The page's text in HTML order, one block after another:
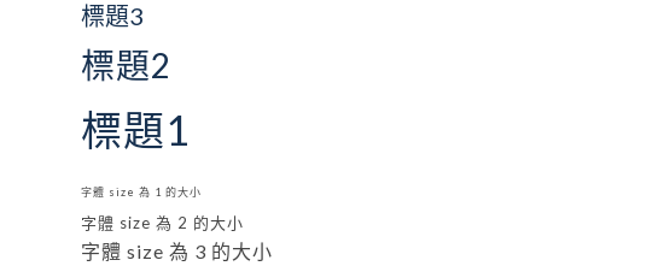
標題3
標題2
標題1
字體 size 為 1 的大小
字體 size 為 2 的大小
字體 size 為 3 的大小